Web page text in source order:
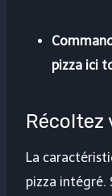
pizza ici
Récoltez
La
pizza intégré.